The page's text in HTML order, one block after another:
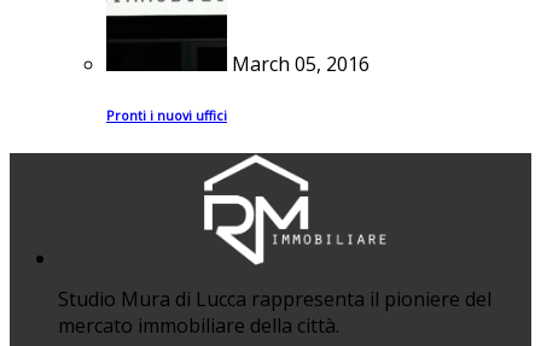
March 05, 2016
Pronti i nuovi uffici
Studio Mura di Lucca rappresenta il pioniere del
mercato immobiliare della città.